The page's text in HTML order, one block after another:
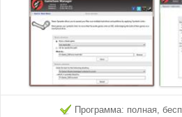
Программа: полная,